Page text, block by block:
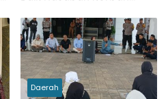
Daerah